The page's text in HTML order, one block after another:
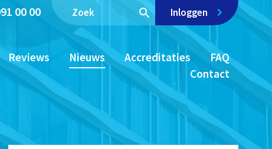
00 00 Inloggen
Reviews Nieuws Accreditaties
FAQ
Contact